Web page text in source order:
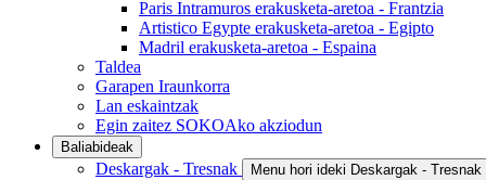
Paris Intramuros erakusketa-aretoa - Frantzia
Artistico Egypte erakusketa-aretoa - Egipto
Madril erakusketa-aretoa - Espaina
Taldea
Garapen Iraunkorra
Lan eskaintzak
Egin zaitez SOKOAko akziodun
Baliabideak
Deskargak - Tresnak Menu hori ideki Deskargak - Tresnak